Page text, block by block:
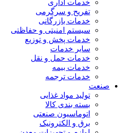
خدمات اداری
تفریح و سرگرمی
خدمات بازرگانی
سیستم امنیتی و حفاظتی
خدمات پخش و توزیع
سایر خدمات
خدمات حمل و نقل
خدمات بیمه
خدمات ترجمه
صنعت
تولید مواد غذایی
بسته بندی کالا
اتوماسیون صنعتی
برق و الکترونیک